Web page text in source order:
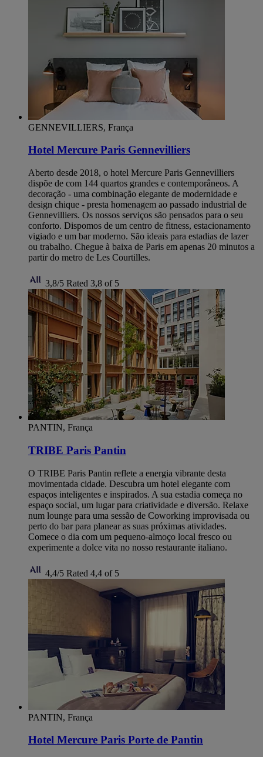
GENNEVILLIERS, França
Hotel Mercure Paris Gennevilliers
Aberto desde 2018, o hotel Mercure Paris Gennevilliers
dispõe de com 144 quartos grandes e contemporâneos. A
decoração - uma combinação elegante de modernidade e
design chique - presta homenagem ao passado industrial de
Gennevilliers. Os nossos serviços são pensados para o seu
conforto. Dispomos de um centro de fitness, estacionamento
vigiado e um bar moderno. São ideais para estadias de lazer
ou trabalho. Chegue à baixa de Paris em apenas 20 minutos a
partir do metro de Les Courtilles.
3,8/5 Rated 3,8 of 5
PANTIN, França
TRIBE Paris Pantin
O TRIBE Paris Pantin reflete a energia vibrante desta
movimentada cidade. Descubra um hotel elegante com
espaços inteligentes e inspirados. A sua estadia começa no
espaço social, um lugar para criatividade e diversão. Relaxe
num lounge para uma sessão de Coworking improvisada ou
perto do bar para planear as suas próximas atividades.
Comece o dia com um pequeno-almoço local fresco ou
experimente a dolce vita no nosso restaurante italiano.
4,4/5 Rated 4,4 of 5
PANTIN, França
Hotel Mercure Paris Porte de Pantin